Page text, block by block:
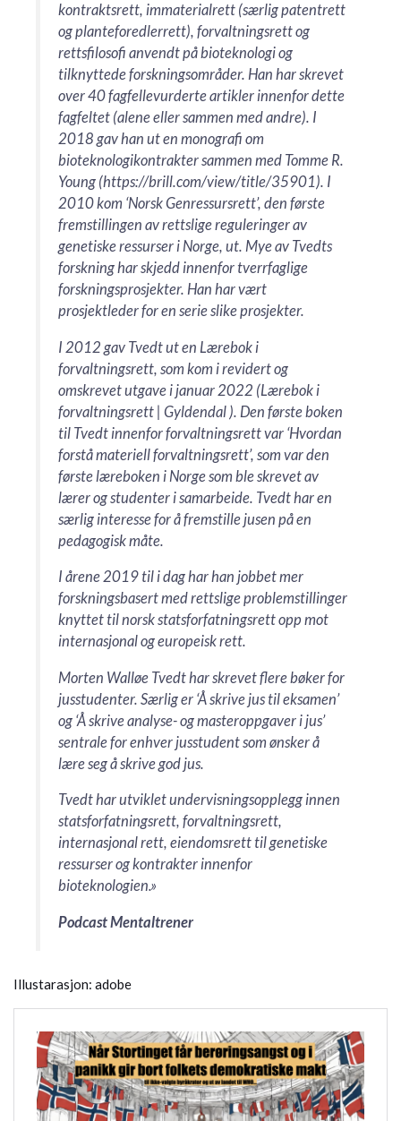
kontraktsrett, immaterialrett (særlig patentrett
og planteforedlerrett), forvaltningsrett og
rettsfilosofi anvendt på bioteknologi og
tilknyttede forskningsområder. Han har skrevet
over 40 fagfellevurderte artikler innenfor dette
fagfeltet (alene eller sammen med andre). I
2018 gav han ut en monografi om
bioteknologikontrakter sammen med Tomme R.
Young (https://brill.com/view/title/35901). I
2010 kom ‘Norsk Genressursrett’, den første
fremstillingen av rettslige reguleringer av
genetiske ressurser i Norge, ut. Mye av Tvedts
forskning har skjedd innenfor tverrfaglige
forskningsprosjekter. Han har vært
prosjektleder for en serie slike prosjekter.
I 2012 gav Tvedt ut en Lærebok i
forvaltningsrett, som kom i revidert og
omskrevet utgave i januar 2022 (Lærebok i
forvaltningsrett | Gyldendal ). Den første boken
til Tvedt innenfor forvaltningsrett var ‘Hvordan
forstå materiell forvaltningsrett’, som var den
første læreboken i Norge som ble skrevet av
lærer og studenter i samarbeide. Tvedt har en
særlig interesse for å fremstille jusen på en
pedagogisk måte.
I årene 2019 til i dag har han jobbet mer
forskningsbasert med rettslige problemstillinger
knyttet til norsk statsforfatningsrett opp mot
internasjonal og europeisk rett.
Morten Walløe Tvedt har skrevet flere bøker for
jusstudenter. Særlig er ‘Å skrive jus til eksamen’
og ‘Å skrive analyse- og masteroppgaver i jus’
sentrale for enhver jusstudent som ønsker å
lære seg å skrive god jus.
Tvedt har utviklet undervisningsopplegg innen
statsforfatningsrett, forvaltningsrett,
internasjonal rett, eiendomsrett til genetiske
ressurser og kontrakter innenfor
bioteknologien.»
Podcast Mentaltrener
Illustarasjon: adobe